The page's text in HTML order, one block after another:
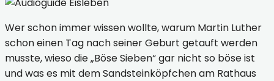
Wer schon immer wissen wollte, warum Martin Luther
schon einen Tag nach seiner Geburt getauft werden
musste, wieso die „Böse Sieben“ gar nicht so böse ist
und was es mit dem Sandsteinköpfchen am Rathaus